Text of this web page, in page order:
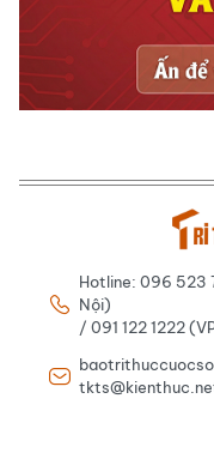
Hotline: 096 523
Nội)
/ 091 122 1222